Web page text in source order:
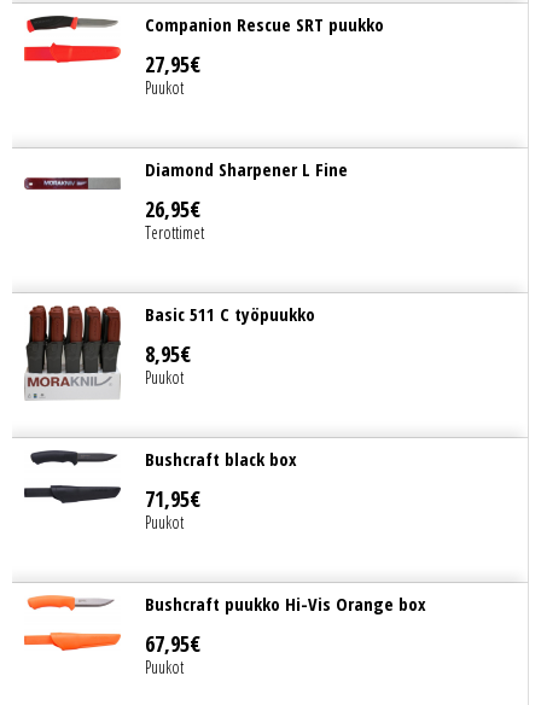
Companion Rescue SRT puukko
27,95€
Puukot
Diamond Sharpener L Fine
26,95€
Terottimet
Basic 511 C työpuukko
8,95€
Puukot
Bushcraft black box
71,95€
Puukot
Bushcraft puukko Hi-Vis Orange box
67,95€
Puukot